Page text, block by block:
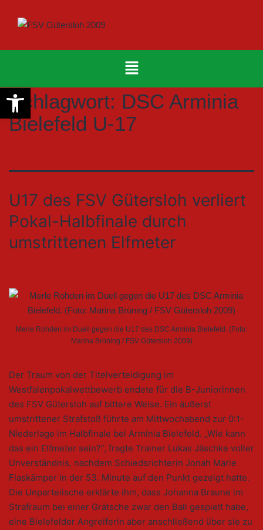
Schlagwort: DSC Arminia
Bielefeld U-17
U17 des FSV Gütersloh verliert
Pokal-Halbfinale durch
umstrittenen Elfmeter
Merle Rohden im Duell gegen die U17 des DSC Arminia Bielefeld. (Foto:
Marina Brüning / FSV Gütersloh 2009)
Der Traum von der Titelverteidigung im
Westfalenpokalwettbewerb endete für die B-Juniorinnen
des FSV Gütersloh auf bittere Weise. Ein äußerst
umstrittener Strafstoß führte am Mittwochabend zur 0:1-
Niederlage im Halbfinale bei Arminia Bielefeld. „Wie kann
das ein Elfmeter sein?“, fragte Trainer Lukas Jäschke voller
Unverständnis, nachdem Schiedsrichterin Jonah Marie
Flaskämper in der 53. Minute auf den Punkt gezeigt hatte.
Die Unparteiische erklärte ihm, dass Johanna Braune im
Strafraum bei einer Grätsche zwar den Ball gespielt habe,
eine Bielefelder Angreiferin aber anschließend über sie zu
Werkzeugleiste öffnen